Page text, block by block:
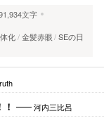
文字
化 金髪赤眼 SEの日
河内三比呂